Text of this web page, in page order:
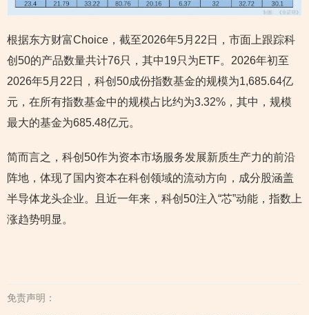
根据东方财富Choice，截至2026年5月22日，市面上跟踪科
创50的产品数量共计76只，其中19只为ETF。2026年初至
2026年5月22日，科创50成份指数基金的规模为1,685.64亿
元，在所有指数基金中的规模占比约为3.32%，其中，规模
最大的基金为685.48亿元。
简而言之，科创50作为资本市场服务发展新质生产力的前沿
阵地，体现了国内资本在科创领域的流动方向，成分股涵盖
半导体龙头企业。且近一年来，科创50注入“芯”动能，指数上
涨趋势明显。
免责声明：